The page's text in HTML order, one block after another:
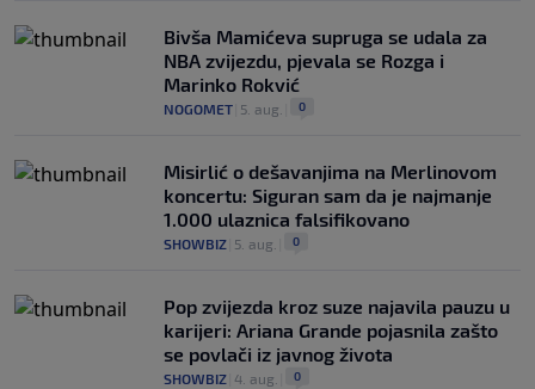
Bivša Mamićeva supruga se udala za
NBA zvijezdu, pjevala se Rozga i
Marinko Rokvić
NOGOMET 5. aug. 0
Misirlić o dešavanjima na Merlinovom
koncertu: Siguran sam da je najmanje
1.000 ulaznica falsifikovano
SHOWBIZ 5. aug. 0
Pop zvijezda kroz suze najavila pauzu u
karijeri: Ariana Grande pojasnila zašto
se povlači iz javnog života
SHOWBIZ 4. aug. 0